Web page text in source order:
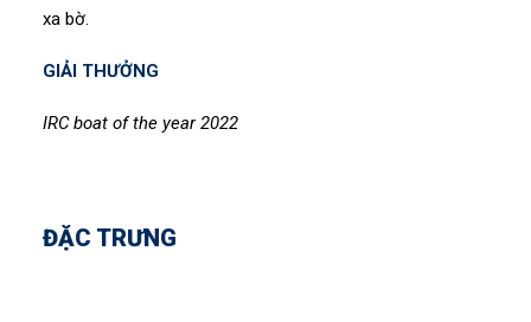
xa bờ.
GIẢI THƯỞNG
IRC boat of the year 2022
ĐẶC TRƯNG